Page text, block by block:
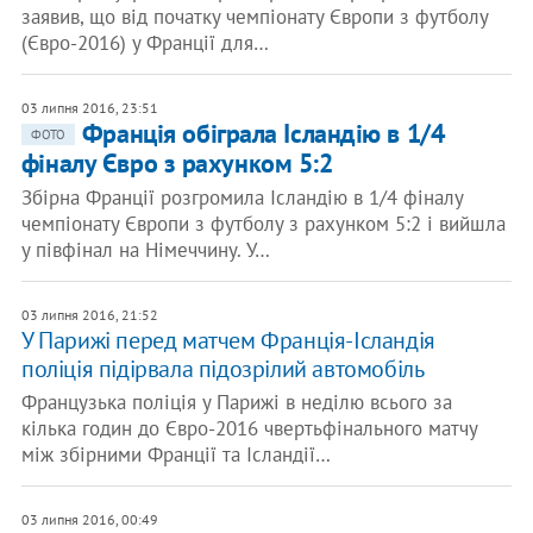
заявив, що від початку чемпіонату Європи з футболу
(Євро-2016) у Франції для…
03 липня 2016, 23:51
ФОТО
Франція обіграла Ісландію в 1/4
фіналу Євро з рахунком 5:2
Збірна Франції розгромила Ісландію в 1/4 фіналу
чемпіонату Європи з футболу з рахунком 5:2 і вийшла
у півфінал на Німеччину. У…
03 липня 2016, 21:52
У Парижі перед матчем Франція-Ісландія
поліція підірвала підозрілий автомобіль
Французька поліція у Парижі в неділю всього за
кілька годин до Євро-2016 чвертьфінального матчу
між збірними Франції та Ісландії…
03 липня 2016, 00:49